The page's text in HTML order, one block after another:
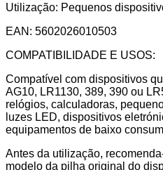
Utilização: Pequenos
EAN: 5602026010503
COMPATIBILIDADE E USOS:
Compatível com dispositivos
AG10, LR1130, 389, 390 ou
relógios, calculadoras,
luzes LED, dispositivos
equipamentos de baixo
Antes da utilização,
modelo da pilha original do